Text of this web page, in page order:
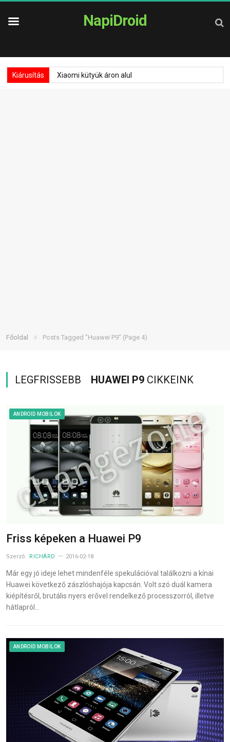
NapiDroid
Kiárusítás Xiaomi kütyük áron alul
Főoldal » Posts Tagged "Huawei P9" (Page 4)
LEGFRISSEBB HUAWEI P9 CIKKEINK
ANDROID MOBILOK
Friss képeken a Huawei P9
Szerző: RICHÁRD 2016-02-18
Már egy jó ideje lehet mindenféle spekulációval találkozni a kínai
Huawei következő zászlóshajója kapcsán. Volt szó duál kamera
kiépítésről, brutális nyers erővel rendelkező processzorról, illetve
hátlapról…
ANDROID MOBILOK